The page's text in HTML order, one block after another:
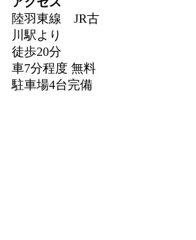
陸羽東線 JR古
川駅より
徒歩20分
車7分程度 無料
駐車場4台完備